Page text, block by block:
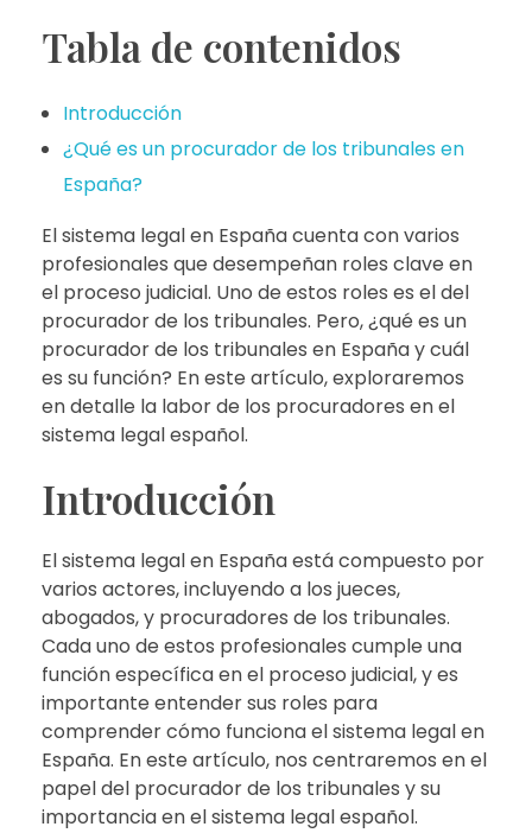
Tabla de contenidos
Introducción
¿Qué es un procurador de los tribunales en
España?
El sistema legal en España cuenta con varios
profesionales que desempeñan roles clave en
el proceso judicial. Uno de estos roles es el del
procurador de los tribunales. Pero, ¿qué es un
procurador de los tribunales en España y cuál
es su función? En este artículo, exploraremos
en detalle la labor de los procuradores en el
sistema legal español.
Introducción
El sistema legal en España está compuesto por
varios actores, incluyendo a los jueces,
abogados, y procuradores de los tribunales.
Cada uno de estos profesionales cumple una
función específica en el proceso judicial, y es
importante entender sus roles para
comprender cómo funciona el sistema legal en
España. En este artículo, nos centraremos en el
papel del procurador de los tribunales y su
importancia en el sistema legal español.